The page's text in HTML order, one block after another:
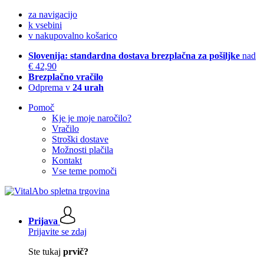
za navigacijo
k vsebini
v nakupovalno košarico
Slovenija: standardna dostava brezplačna za pošiljke nad
€ 42,90
Brezplačno vračilo
Odprema v 24 urah
Pomoč
Kje je moje naročilo?
Vračilo
Stroški dostave
Možnosti plačila
Kontakt
Vse teme pomoči
Prijava
Prijavite se zdaj
Ste tukaj prvič?